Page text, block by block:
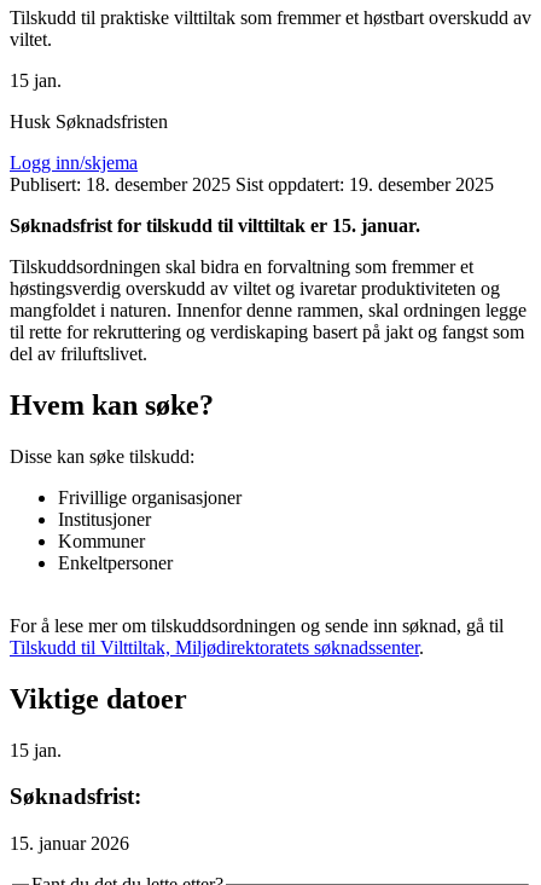
Tilskudd til praktiske vilttiltak som fremmer et høstbart overskudd av
viltet.
15 jan.
Husk Søknadsfristen
Logg inn/skjema
Publisert: 18. desember 2025 Sist oppdatert: 19. desember 2025
Søknadsfrist for tilskudd til vilttiltak er 15. januar.
Tilskuddsordningen skal bidra en forvaltning som fremmer et
høstingsverdig overskudd av viltet og ivaretar produktiviteten og
mangfoldet i naturen. Innenfor denne rammen, skal ordningen legge
til rette for rekruttering og verdiskaping basert på jakt og fangst som
del av friluftslivet.
Hvem kan søke?
Disse kan søke tilskudd:
Frivillige organisasjoner
Institusjoner
Kommuner
Enkeltpersoner
For å lese mer om tilskuddsordningen og sende inn søknad, gå til
Tilskudd til Vilttiltak, Miljødirektoratets søknadssenter.
Viktige datoer
15 jan.
Søknadsfrist:
15. januar 2026